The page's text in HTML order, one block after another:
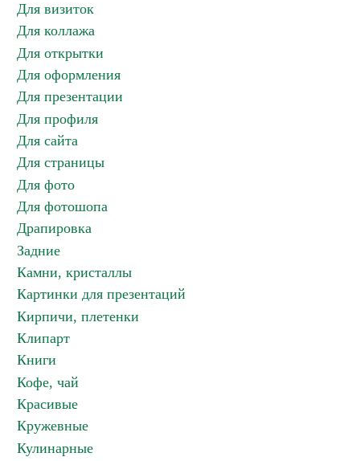
Для визиток
Для коллажа
Для открытки
Для оформления
Для презентации
Для профиля
Для сайта
Для страницы
Для фото
Для фотошопа
Драпировка
Задние
Камни, кристаллы
Картинки для презентаций
Кирпичи, плетенки
Клипарт
Книги
Кофе, чай
Красивые
Кружевные
Кулинарные